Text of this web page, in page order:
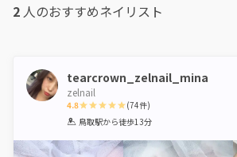
2 人のおすすめネイリスト
tearcrown_zelnail_mina
zelnail
4.8
1 2 3 4 5
(74件)
鳥取駅から徒歩13分